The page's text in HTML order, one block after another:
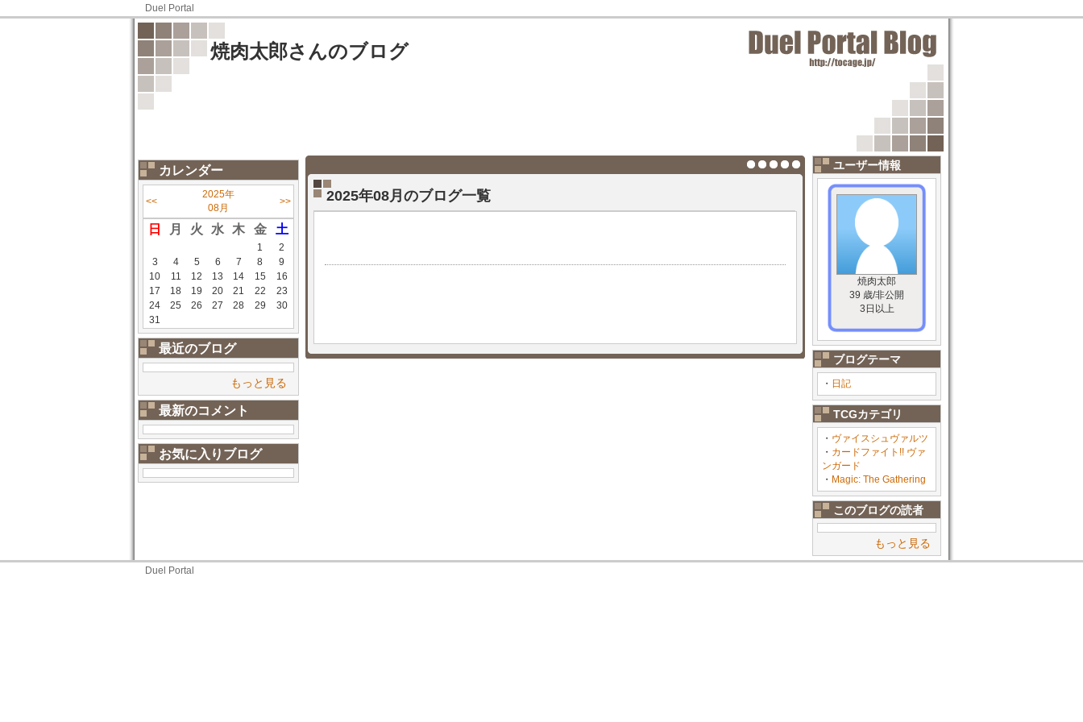
Duel Portal
焼肉太郎さんのブログ
カレンダー
<<
2025年
08月
>>
日 月 火 水 木 金 土
1
2
3
4 5 6 7 8
9
10
11 12 13 14 15
16
17
18 19 20 21 22
23
24
25 26 27 28 29
30
31
最近のブログ
もっと見る
最新のコメント
お気に入りブログ
ユーザー情報
焼肉太郎
39 歳/非公開
3日以上
ブログテーマ
・ 日記
TCGカテゴリ
・ ヴァイスシュヴァルツ
・ カードファイト!! ヴァ
ンガード
・ Magic: The Gathering
このブログの読者
もっと見る
2025年08月のブログ一覧
Duel Portal